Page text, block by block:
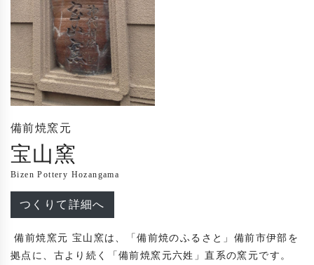
備前焼窯元
宝山窯
Bizen Pottery Hozangama
つくりて詳細へ
備前焼窯元 宝山窯は、「備前焼のふるさと」備前市伊部を
拠点に、古より続く「備前焼窯元六姓」直系の窯元です。